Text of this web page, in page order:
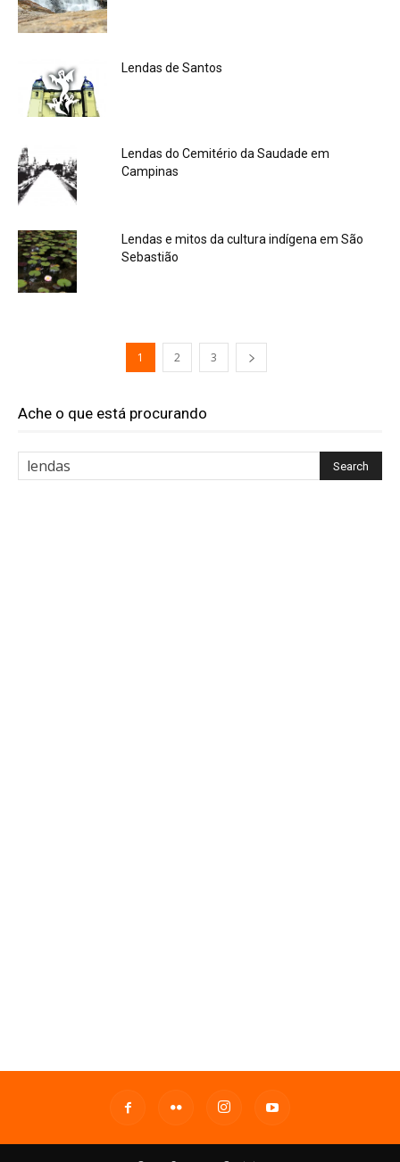
Lendas de Santos
Lendas do Cemitério da Saudade em
Campinas
Lendas e mitos da cultura indígena em São
Sebastião
1 2 3
Ache o que está procurando